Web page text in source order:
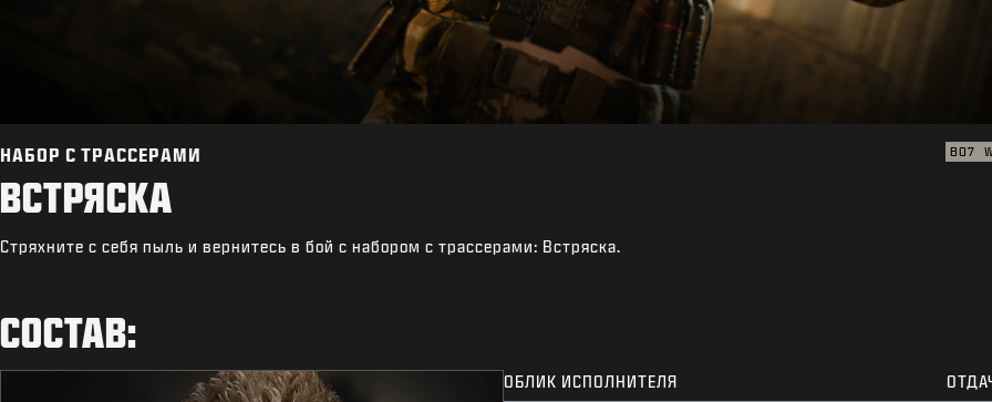
НАБОР С ТРАССЕРАМИ BO7
ВСТРЯСКА
Стряхните с себя пыль и вернитесь в бой с набором с трассерами: Встряска.
СОСТАВ:
ОБЛИК ИСПОЛНИТЕЛЯ